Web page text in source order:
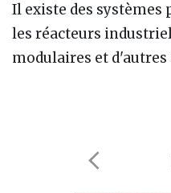
Il existe des
les réacteurs
modulaires et